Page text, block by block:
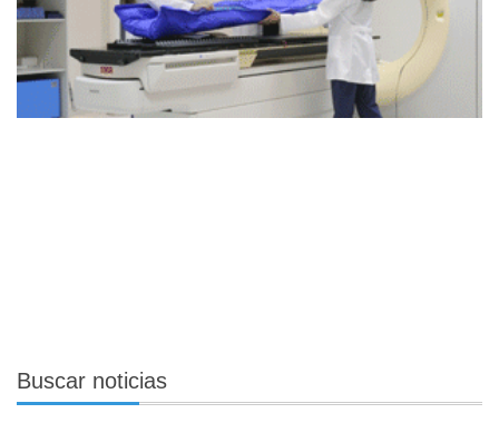
Buscar noticias